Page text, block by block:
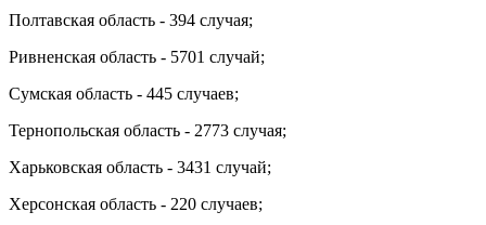
Полтавская область - 394 случая;
Ривненская область - 5701 случай;
Сумская область - 445 случаев;
Тернопольская область - 2773 случая;
Харьковская область - 3431 случай;
Херсонская область - 220 случаев;